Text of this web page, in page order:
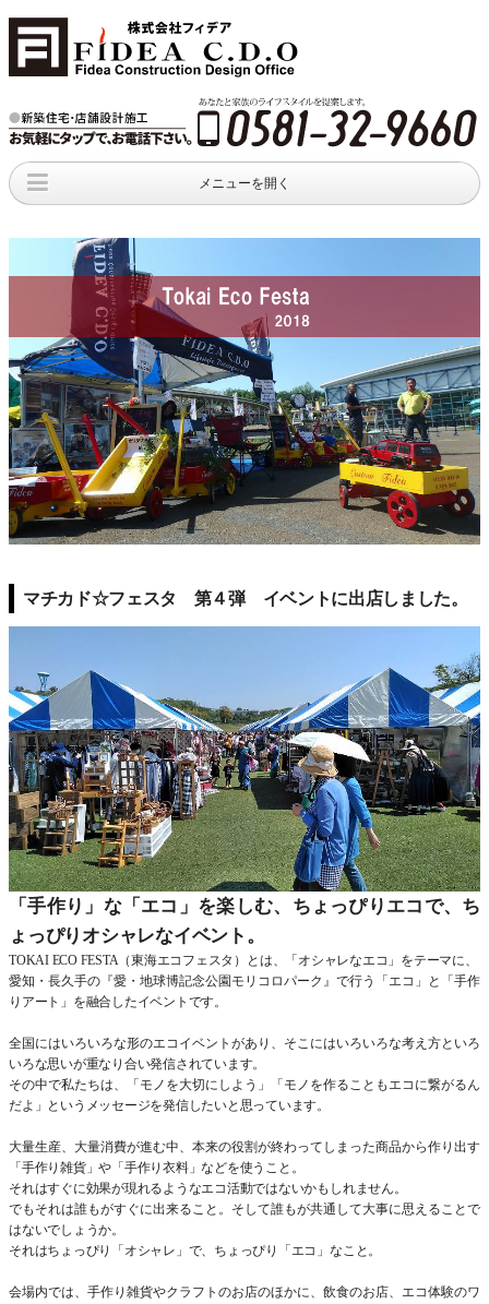
メニューを開く
Home tips media news 新着情報
オープンハウス
open house
インテリア
新着情報
出版物
新着情報
マチカド☆フェスタ 第４弾 イベントに出店しました。
「手作り」な「エコ」を楽しむ、ちょっぴりエコで、ち
ょっぴりオシャレなイベント。
TOKAI ECO FESTA（東海エコフェスタ）とは、「オシャレなエコ」をテーマに、
愛知・長久手の『愛・地球博記念公園モリコロパーク』で行う「エコ」と「手作
りアート」を融合したイベントです。
全国にはいろいろな形のエコイベントがあり、そこにはいろいろな考え方といろ
いろな思いが重なり合い発信されています。
その中で私たちは、「モノを大切にしよう」「モノを作ることもエコに繋がるん
だよ」というメッセージを発信したいと思っています。
大量生産、大量消費が進む中、本来の役割が終わってしまった商品から作り出す
「手作り雑貨」や「手作り衣料」などを使うこと。
それはすぐに効果が現れるようなエコ活動ではないかもしれません。
でもそれは誰もがすぐに出来ること。そして誰もが共通して大事に思えることで
はないでしょうか。
それはちょっぴり「オシャレ」で、ちょっぴり「エコ」なこと。
会場内では、手作り雑貨やクラフトのお店のほかに、飲食のお店、エコ体験のワ